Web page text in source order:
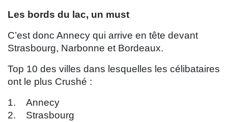
Les bords du lac, un must
C’est donc Annecy qui arrive en tête devant
Strasbourg, Narbonne et Bordeaux.
Top 10 des villes dans lesquelles les célibataires
ont le plus Crushé :
1. Annecy
2. Strasbourg